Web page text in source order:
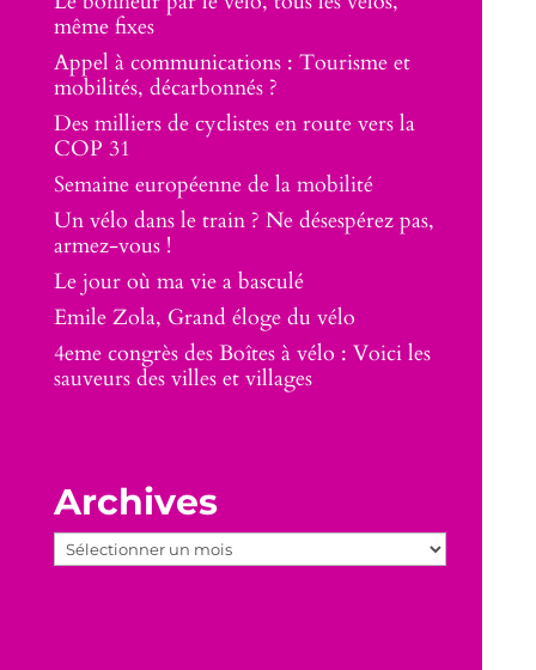
même fixes
Appel à communications : Tourisme et
mobilités, décarbonnés ?
Des milliers de cyclistes en route vers la
COP 31
Semaine européenne de la mobilité
Un vélo dans le train ? Ne désespérez pas,
armez-vous !
Le jour où ma vie a basculé
Emile Zola, Grand éloge du vélo
4eme congrès des Boîtes à vélo : Voici les
sauveurs des villes et villages
Archives
Archives